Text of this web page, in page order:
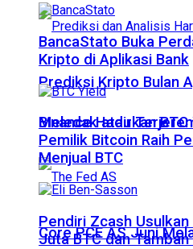
Prediksi Kripto Bulan
Meledak atau
Core PCE AS Juni
BancaStato Buka
Kripto di Aplikasi Bank
Binance Hadirkan
Pemilik Bitcoin Raih
Menjual BTC
Pendiri Zcash
Juta BTC dan